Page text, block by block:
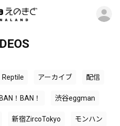
Reptile アーカイブ 配信
！BAN！ 渋谷eggman
新宿ZircoTokyo モンハン